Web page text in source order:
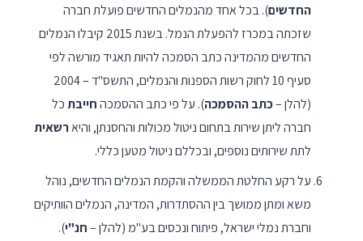
החדשים). בכל אחד מהנמלים החדשים פועלת חברה
שזכתה במכרז להפעלת הנמל. בשנת 2015 קיבלו הנמלים
החדשים מהמדינה כתב הסמכה להיות תאגיד מורשה לפי
סעיף 10 לחוק רשות הספנות והנמלים, התשס"ד – 2004
(להלן –כתב ההסמכה). על פי כתב ההסמכהחייבתכל
חברה ליתן שירות בתחום ניטול מכולות והחסנתן, והיארשאית
לתת שירותים נוספים, ובכללם ניטול מטען כללי.
על רקע החלטת הממשלה והקמת הנמלים החדשים, נוהל
משא ומתן ממושך בין ההסתדרות, המדינה, הנמלים הוותיקים
וחברת נמלי ישראל, פיתוח ונכסים בע"מ (להלן –חנ"י).